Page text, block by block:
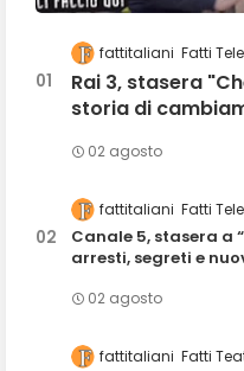
fattitaliani Fatti
Rai 3, stasera
storia di
02 agosto
fattitaliani Fatti
Canale 5, stasera a
arresti, segreti e
02 agosto
fattitaliani Fatti